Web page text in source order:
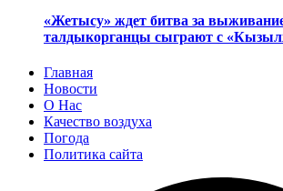
«Жетысу» ждет битва за
талдыкорганцы сыграют с
Главная
Новости
О Нас
Качество воздуха
Погода
Политика сайта